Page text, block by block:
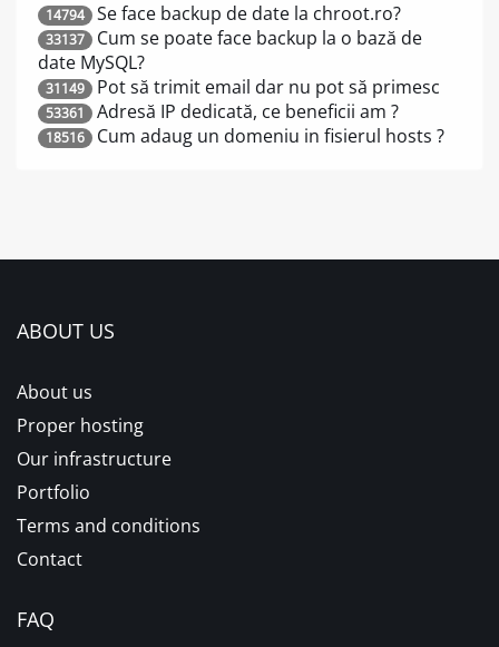
14794 Se face backup de date la chroot.ro?
33137
Cum se poate face backup la o bază de
date MySQL?
31149 Pot să trimit email dar nu pot să primesc
53361 Adresă IP dedicată, ce beneficii am ?
18516 Cum adaug un domeniu in fisierul hosts ?
ABOUT US
About us
Proper hosting
Our infrastructure
Portfolio
Terms and conditions
Contact
FAQ